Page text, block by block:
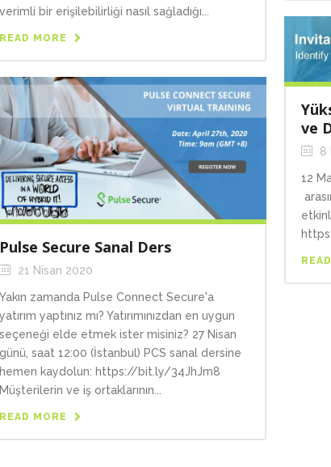
verimli bir erişilebilirliği nasıl sağladığı...
READ MORE
ve
8
12
Pulse Secure Sanal Ders
21 Nisan 2020
Yakın zamanda Pulse Connect Secure'a
yatırım yaptınız mı? Yatırımınızdan en uygun
seçeneği elde etmek ister misiniz? 27 Nisan
günü, saat 12:00 (İstanbul) PCS sanal dersine
hemen kaydolun: https://bit.ly/34JhJm8
Müşterilerin ve iş ortaklarının...
READ MORE